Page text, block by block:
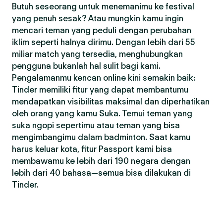
Butuh seseorang untuk menemanimu ke festival
yang penuh sesak? Atau mungkin kamu ingin
mencari teman yang peduli dengan perubahan
iklim seperti halnya dirimu. Dengan lebih dari 55
miliar match yang tersedia, menghubungkan
pengguna bukanlah hal sulit bagi kami.
Pengalamanmu kencan online kini semakin baik:
Tinder memiliki fitur yang dapat membantumu
mendapatkan visibilitas maksimal dan diperhatikan
oleh orang yang kamu Suka. Temui teman yang
suka ngopi sepertimu atau teman yang bisa
mengimbangimu dalam badminton. Saat kamu
harus keluar kota, fitur Passport kami bisa
membawamu ke lebih dari 190 negara dengan
lebih dari 40 bahasa—semua bisa dilakukan di
Tinder.